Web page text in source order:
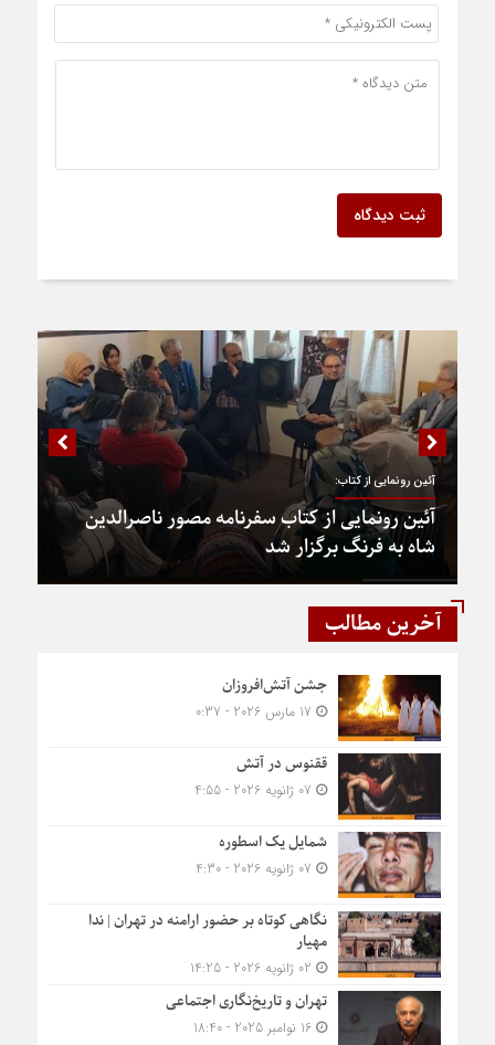
ثبت دیدگاه
آئین رونمایی از کتاب:
آئین رونمایی از کتاب سفرنامه مصور ناصرالدین
شاه به فرنگ برگزار شد
آخرین مطالب
جشن آتش‌افروزان
ققنوس در آتش
شمایل یک اسطوره
نگاهی کوتاه بر حضور ارامنه در تهران | ندا
مهیار
تهران و تاریخ‌نگاری اجتماعی
16 نوامبر 2025 - 18:40